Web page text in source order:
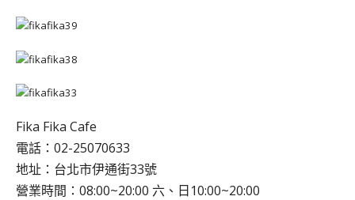
Fika Fika Cafe
電話：02-25070633
地址：台北市伊通街33號
營業時間：08:00~20:00 六、日10:00~20:00